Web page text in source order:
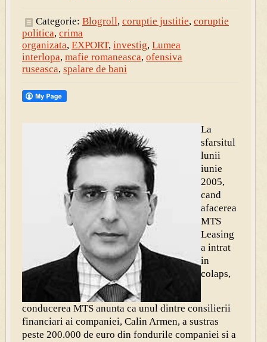
Categorie: Blogroll, coruptie justitie, coruptie
politica, crima
organizata, EXPORT, investig, Lumea
interlopa, mafie romaneasca, ofensiva
ruseasca, spalare de bani
La
sfarsitul
lunii
iunie
2005,
cand
afacerea
MTS
Leasing
a intrat
in
colaps,
conducerea MTS anunta ca unul dintre consilierii
financiari ai companiei, Calin Armen, a sustras
peste 200.000 de euro din fondurile companiei si a